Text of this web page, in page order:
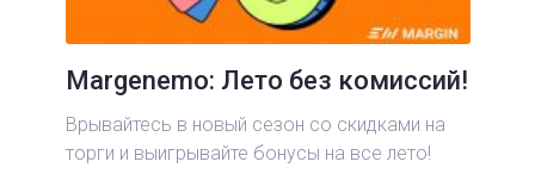
Margenemo: Лето без комиссий!
Врывайтесь в новый сезон со скидками на
торги и выигрывайте бонусы на все лето!